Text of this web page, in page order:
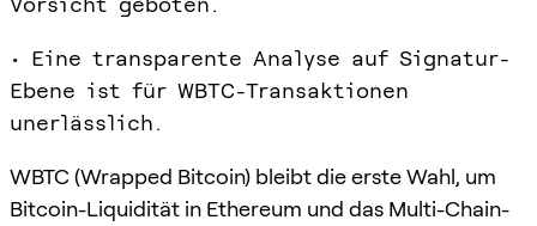
• Eine transparente Analyse auf Signatur-
Ebene ist für WBTC-Transaktionen
unerlässlich.
WBTC (Wrapped Bitcoin) bleibt die erste Wahl, um
Bitcoin-Liquidität in Ethereum und das Multi-Chain-